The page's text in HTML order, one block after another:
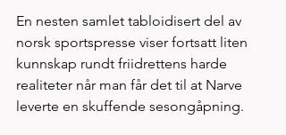
En nesten samlet tabloidisert del av
norsk sportspresse viser fortsatt liten
kunnskap rundt friidrettens harde
realiteter når man får det til at Narve
leverte en skuffende sesongåpning.